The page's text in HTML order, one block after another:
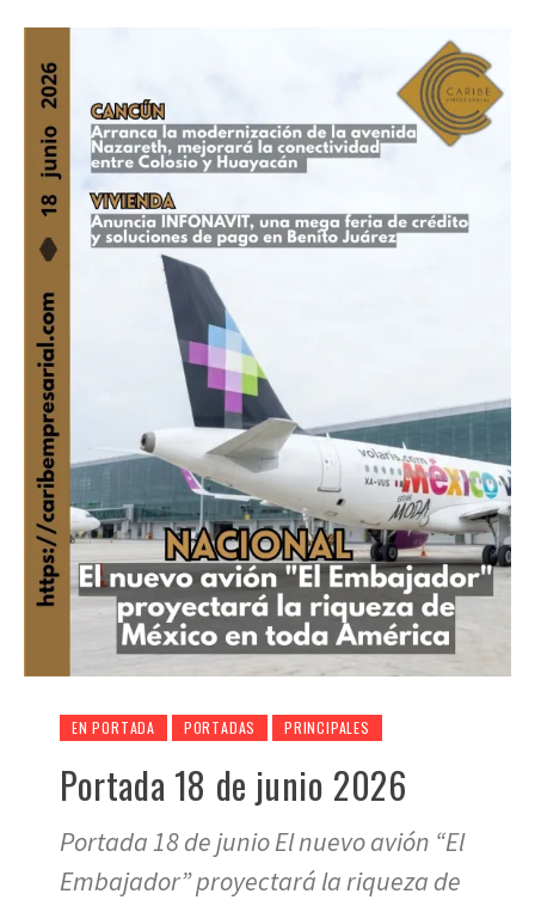
EN PORTADA PORTADAS PRINCIPALES
Portada 18 de junio 2026
Portada 18 de junio El nuevo avión “El
Embajador” proyectará la riqueza de